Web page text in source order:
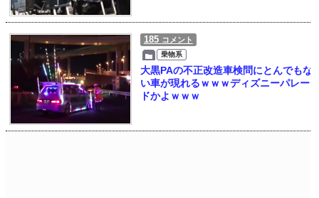
185 コメント
乗物系
大黒PAの不正改造車検問にとんでもな
い車が現れるｗｗｗディズニーパレー
ドかよｗｗｗ